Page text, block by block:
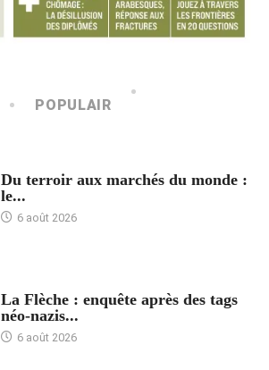
POPULAIR
Du terroir aux marchés du monde :
le...
6 août 2026
La Flèche : enquête après des tags
néo-nazis...
6 août 2026